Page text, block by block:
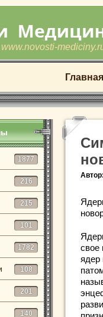
www.novosti-
Главная
1877
216
215
101
1782
108
201
140
Автор:
свое
ядер